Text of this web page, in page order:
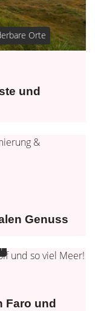
Orte
und
Genuss
Faro und